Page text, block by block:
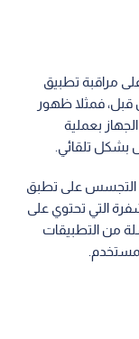
مراقبة تطبيق
فمثلا ظهور
بعملية
بشكل تلقائي.
التجسس على تطبق
التي تحتوي على
من التطبيقات